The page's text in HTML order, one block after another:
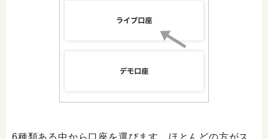
6種類ある中から口座を選びます。ほとんどの方がス